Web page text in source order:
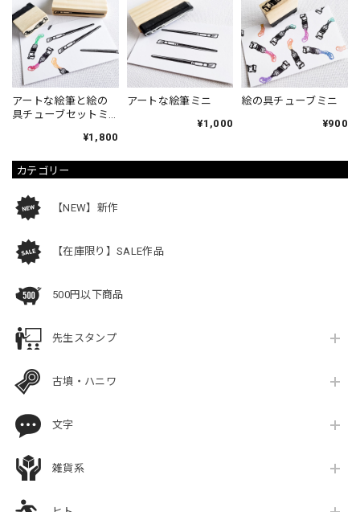
カテゴリー
【NEW】新作
【在庫限り】SALE作品
500円以下商品
先生スタンプ
古墳・ハニワ
文字
雑貨系
アートな絵筆と絵の
具チューブセットミ
¥1,800
アートな絵筆ミニ
¥1,000
絵の具チューブミニ
¥900